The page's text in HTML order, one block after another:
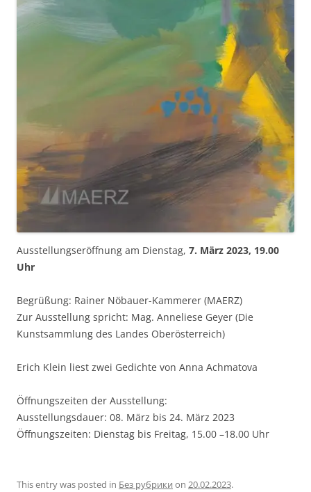
Ausstellungseröffnung am Dienstag, 7. März 2023, 19.00
Uhr
Begrüßung: Rainer Nöbauer-Kammerer (MAERZ)
Zur Ausstellung spricht: Mag. Anneliese Geyer (Die
Kunstsammlung des Landes Oberösterreich)
Erich Klein liest zwei Gedichte von Anna Achmatova
Öffnungszeiten der Ausstellung:
Ausstellungsdauer: 08. März bis 24. März 2023
Öffnungszeiten: Dienstag bis Freitag, 15.00 –18.00 Uhr
This entry was posted in Без рубрики on 20.02.2023.